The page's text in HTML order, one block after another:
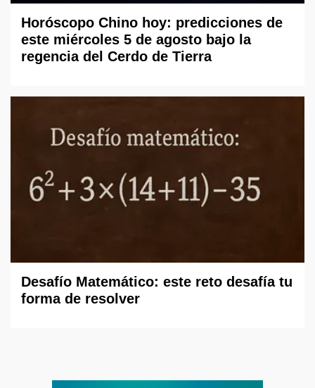
Horóscopo Chino hoy: predicciones de
este miércoles 5 de agosto bajo la
regencia del Cerdo de Tierra
Desafío Matemático: este reto desafía tu
forma de resolver